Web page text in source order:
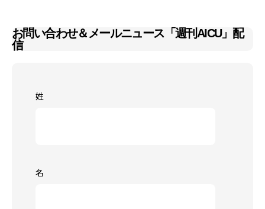
お問い合わせ＆メールニュース「週刊AICU」配
信
姓
名